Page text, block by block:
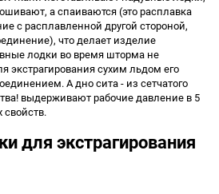
а спаиваются (это расплавка
с расплавленной другой стороной,
что делает изделие
лодки во время шторма не
экстрагирования сухим льдом его
А дно сита - из сетчатого
выдерживают рабочие давление в 5
свойств.
для экстрагирования